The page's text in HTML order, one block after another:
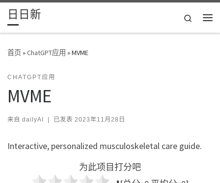
Skip to content
日日新
Search
首页»ChatGPT应用 »MVME
CHATGPT应用
MVME
来自 dailyAI | 已发表 2023年11月28日
Interactive, personalized musculoskeletal care guide.
为此项目打分吧